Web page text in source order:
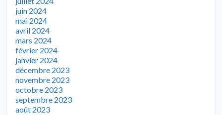
juin 2024
mai 2024
avril 2024
mars 2024
février 2024
janvier 2024
décembre 2023
novembre 2023
octobre 2023
septembre 2023
août 2023